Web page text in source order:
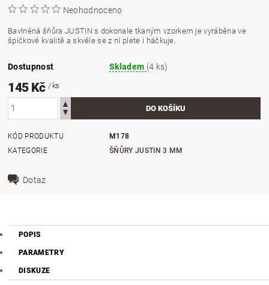
Neohodnoceno
Bavlněná šňůra JUSTIN s dokonale tkaným vzorkem je vyráběna ve
špičkové kvalitě a skvěle se z ní plete i háčkuje.
Dostupnost Skladem (4 ks)
145 Kč / ks
KÓD PRODUKTU
M178
KATEGORIE
ŠŇŮRY JUSTIN 3 MM
Dotaz
POPIS
PARAMETRY
DISKUZE